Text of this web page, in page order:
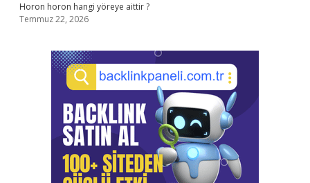
Horon horon hangi yöreye aittir ?
Temmuz 22, 2026